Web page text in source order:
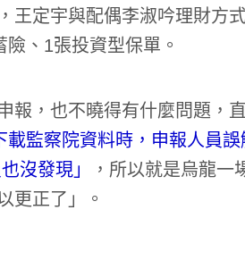
王定宇與配偶李淑吟理財方
、1張投資型保單。
報，也不曉得有什麼問題，
載監察院資料時，申報人員
沒發現」
，所以就是烏龍一
更正了」。